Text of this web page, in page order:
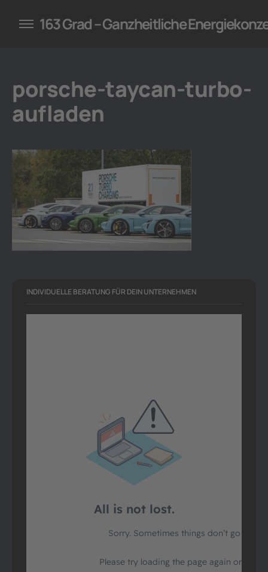
für Unternehmen
163 Grad – Ganzheitliche
porsche-taycan-turbo-
aufladen
INDIVIDUELLE BERATUNG FÜR DEIN UNTERNEHMEN